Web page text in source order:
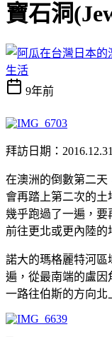
寶石洞
生活
9年前
拜訪日期：2016.12.31
在澳洲的倒數第二天
會再踏上第二次的土
幾乎跑過了一遍，要
前往更北或更內陸的
諾大的瑪格麗特河區
遍，從最南端的盧因
一路往伯斯的方向北